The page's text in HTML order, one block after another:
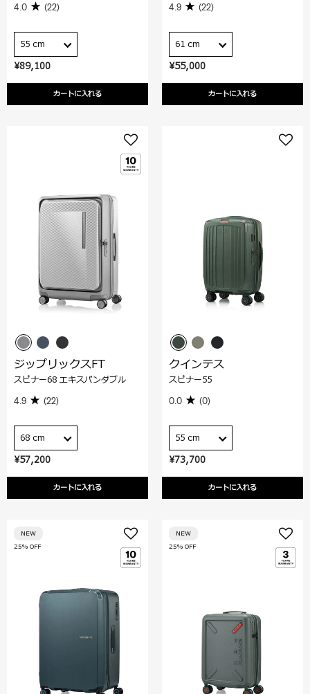
¥89,100
カートに入れる
4.0 (22)
55 cm
¥55,000
カートに入れる
4.9 (22)
61 cm
¥57,200
カートに入れる
ジップリックスFT
スピナー68 エキスパンダブル
4.9 (22)
68 cm
¥73,700
カートに入れる
クインテス
スピナー55
0.0 (0)
55 cm
25% OFF
NEW
25% OFF
NEW